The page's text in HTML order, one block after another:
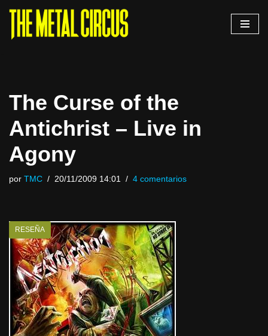
Saltar
The Curse of the
Antichrist – Live in
Agony
por TMC 20/11/2009 14:01 4 comentarios
RESEÑA